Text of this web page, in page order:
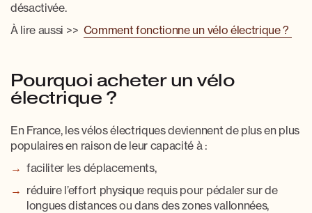
désactivée.
À lire aussi >> Comment fonctionne un vélo électrique ?
Pourquoi acheter un vélo
électrique ?
En France, les vélos électriques deviennent de plus en plus
populaires en raison de leur capacité à :
faciliter les déplacements,
réduire l’effort physique requis pour pédaler sur de
longues distances ou dans des zones vallonnées,